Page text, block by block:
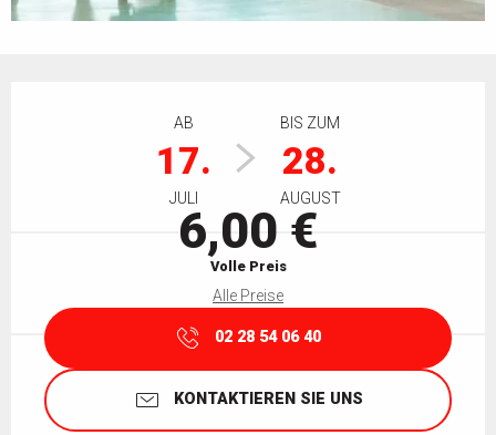
AB
17.
JULI
BIS ZUM
28.
AUGUST
6,00 €
Volle Preis
Alle Preise
02 28 54 06 40
KONTAKTIEREN SIE UNS